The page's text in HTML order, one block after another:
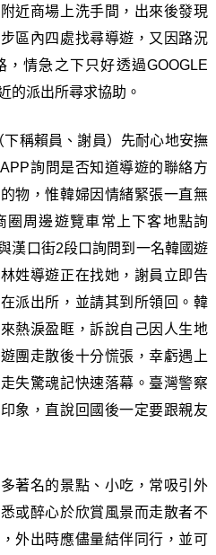
近商場上洗手間，出來後發現
區內四處找尋導遊，又因路況
情急之下只好透過GOOGLE
的派出所尋求協助。
稱賴員、謝員）先耐心地安撫
詢問是否知道導遊的聯絡方
物，惟韓婦因情緒緊張一直無
圈周邊遊覽車常上下客地點詢
漢口街2段口詢問到一名韓國遊
姓導遊正在找她，謝員立即告
派出所，並請其到所領回。韓
熱淚盈眶，訴說自己因人生地
團走散後十分慌張，幸虧遇上
失驚魂記快速落幕。臺灣警察
象，直說回國後一定要跟親友
著名的景點、小吃，常吸引外
或醉心於欣賞風景而走散者不
外出時應儘量結伴同行，並可